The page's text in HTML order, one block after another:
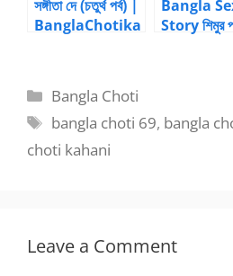
সঙ্গীতা দে (চতুর্থ পর্ব) |
BanglaChotika
Bangla
Story শিমুর
Categories
Bangla Choti
Tags
bangla choti 69, bangla
choti kahani
Leave a Comment